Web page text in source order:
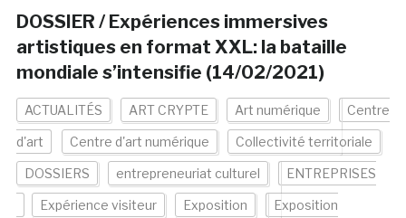
DOSSIER / Expériences immersives
artistiques en format XXL: la bataille
mondiale s’intensifie (14/02/2021)
ACTUALITÉS ART CRYPTE Art numérique Centre
d'art Centre d'art numérique Collectivité territoriale
DOSSIERS entrepreneuriat culturel ENTREPRISES
Expérience visiteur Exposition Exposition